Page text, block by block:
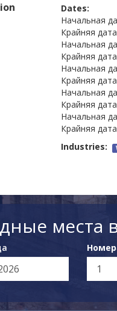
Dates:
Начальная
Крайняя
Начальная
Крайняя
Начальная
Крайняя
Начальная
Крайняя
Начальная
Крайняя
Industries:
места